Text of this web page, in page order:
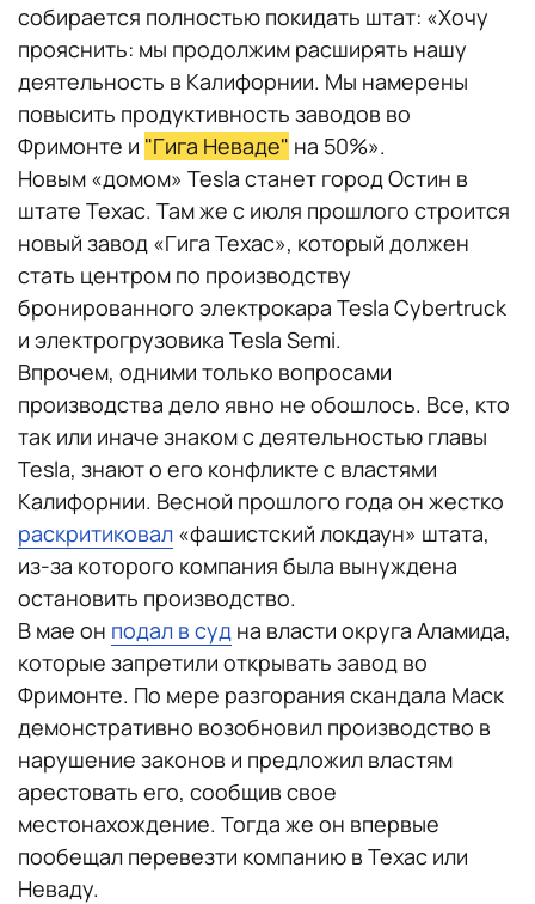
собирается полностью покидать штат: «Хочу
прояснить: мы продолжим расширять нашу
деятельность в Калифорнии. Мы намерены
повысить продуктивность заводов во
Фримонте и "Гига Неваде" на 50%».
Новым «домом» Tesla станет город Остин в
штате Техас. Там же с июля прошлого строится
новый завод «Гига Техас», который должен
стать центром по производству
бронированного электрокара Tesla Cybertruck
и электрогрузовика Tesla Semi.
Впрочем, одними только вопросами
производства дело явно не обошлось. Все, кто
так или иначе знаком с деятельностью главы
Tesla, знают о его конфликте с властями
Калифорнии. Весной прошлого года он жестко
раскритиковал «фашистский локдаун» штата,
из-за которого компания была вынуждена
остановить производство.
В мае он подал в суд на власти округа Аламида,
которые запретили открывать завод во
Фримонте. По мере разгорания скандала Маск
демонстративно возобновил производство в
нарушение законов и предложил властям
арестовать его, сообщив свое
местонахождение. Тогда же он впервые
пообещал перевезти компанию в Техас или
Неваду.